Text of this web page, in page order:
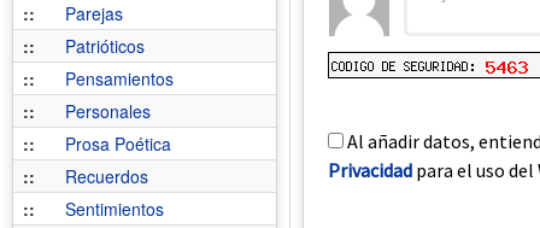
::
Parejas
::
Patrióticos
::
Pensamientos
::
Personales
::
Prosa Poética
::
Recuerdos
::
Sentimientos
Al añadir datos,
Privacidad para el uso del